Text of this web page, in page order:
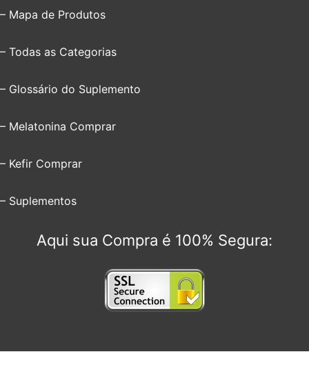
– Mapa de Produtos
– Todas as Categorias
– Glossário do Suplemento
– Melatonina Comprar
– Kefir Comprar
– Suplementos
Aqui sua Compra é 100% Segura: